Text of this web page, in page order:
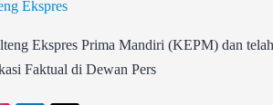
Ekspres Prima Mandiri (KEPM) dan
Faktual di Dewan Pers